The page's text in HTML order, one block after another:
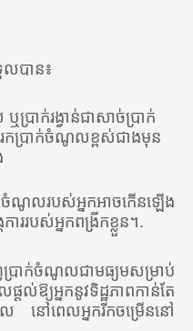
លបាន៖
ប្រាក់រង្វាន់ជាសាច់ប្រាក់
កប្រាក់ចំណូលខ្ពស់ជាងមុន
ណូលរបស់អ្នកអាចកើនឡើង
ររបស់អ្នកពង្រីកខ្លួន។.
ប្រាក់ចំណូលជាមធ្យមសម្រាប់
ល់ឱ្យអ្នកនូវទិដ្ឋភាពកាន់តែ
នៅពេលអ្នករីកចម្រើននៅ